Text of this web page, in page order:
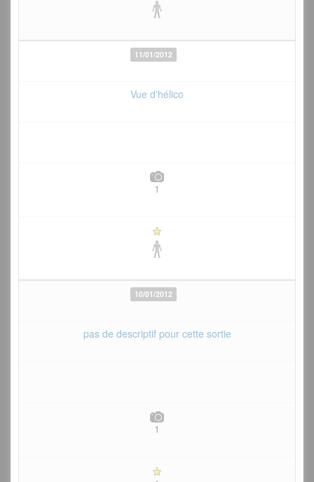
11/01/2012
Vue d'hélico
1
10/01/2012
pas de descriptif pour cette sortie
1